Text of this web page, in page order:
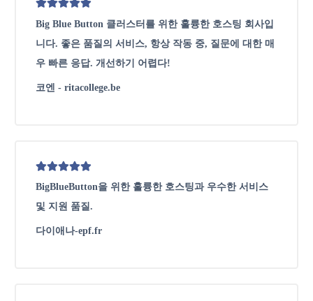
Big Blue Button 클러스터를 위한 훌륭한 호스팅 회사입
니다. 좋은 품질의 서비스, 항상 작동 중, 질문에 대한 매
우 빠른 응답. 개선하기 어렵다!
코엔 - ritacollege.be
BigBlueButton을 위한 훌륭한 호스팅과 우수한 서비스
및 지원 품질.
다이애나-epf.fr